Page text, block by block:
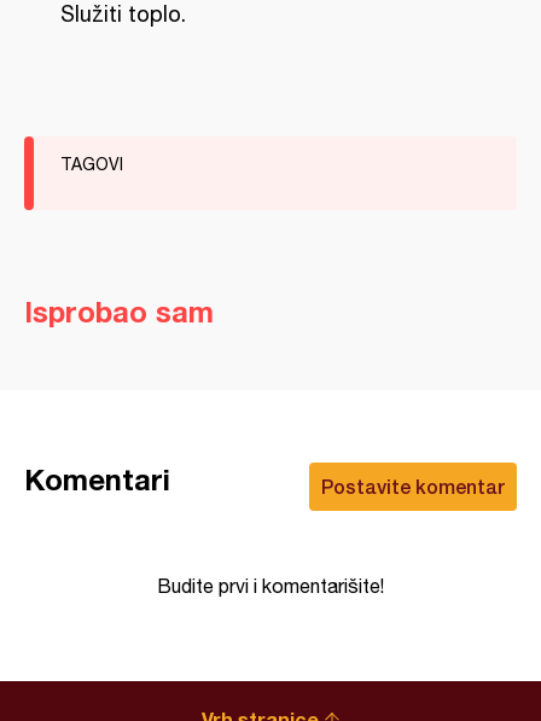
Služiti toplo.
TAGOVI
Isprobao sam
Postavite komentar
Komentari
Budite prvi i komentarišite!